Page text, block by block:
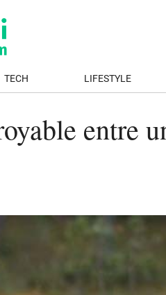
TECH LIFESTYLE
entre